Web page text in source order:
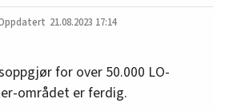
21.08.2023 17:14
for over 50.000 LO-
området er ferdig.